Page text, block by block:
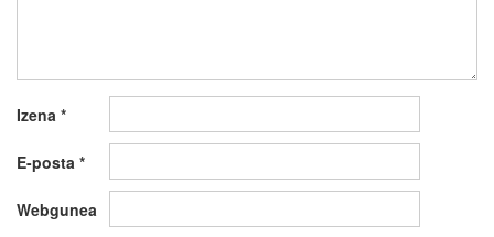
Izena *
E-posta *
Webgunea